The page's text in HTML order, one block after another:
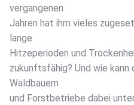
vergangenen
Jahren hat ihm vieles
lange
Hitzeperioden und
zukunftsfähig? Und wie
Waldbauern
und Forstbetriebe dabei